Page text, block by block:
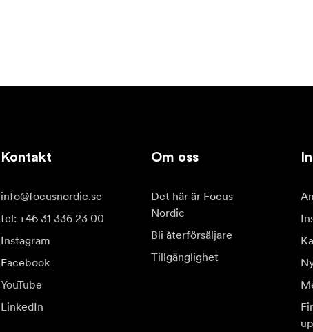
Kontakt
info@focusnordic.se
tel: +46 31 336 23 00
Instagram
Facebook
YouTube
LinkedIn
Om oss
Det här är Focus
Nordic
Bli återförsäljare
Tillgänglighet